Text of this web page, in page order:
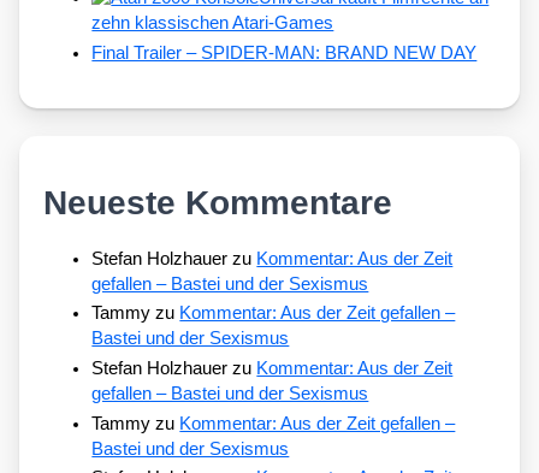
zehn klassischen Atari-Games
Final Trailer – SPIDER-MAN: BRAND NEW DAY
Neueste Kommentare
Stefan Holzhauer zu Kommentar: Aus der Zeit
gefallen – Bastei und der Sexismus
Tammy zu Kommentar: Aus der Zeit gefallen –
Bastei und der Sexismus
Stefan Holzhauer zu Kommentar: Aus der Zeit
gefallen – Bastei und der Sexismus
Tammy zu Kommentar: Aus der Zeit gefallen –
Bastei und der Sexismus